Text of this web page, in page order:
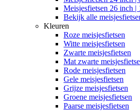
Meisjesfietsen 26 inch |
Bekijk alle
Kleuren
Roze meisjesfietsen
Witte meisjesfietsen
Zwarte meisjesfietsen
Mat zwarte
Rode meisjesfietsen
Gele meisjesfietsen
Grijze meisjesfietsen
Groene meisjesfietsen
Paarse meisjesfietsen